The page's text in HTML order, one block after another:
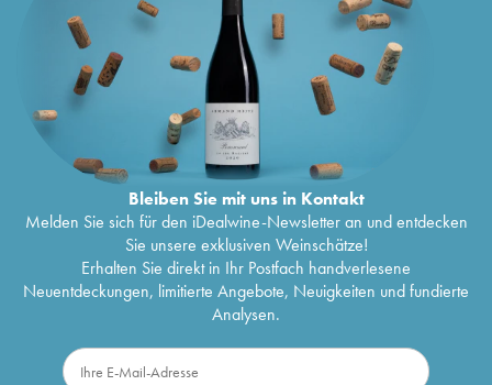
Bleiben Sie mit uns in Kontakt
Melden Sie sich für den iDealwine-Newsletter an und entdecken
Sie unsere exklusiven Weinschätze!
Erhalten Sie direkt in Ihr Postfach handverlesene
Neuentdeckungen, limitierte Angebote, Neuigkeiten und fundierte
Analysen.